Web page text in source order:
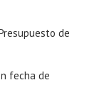
de
fecha de